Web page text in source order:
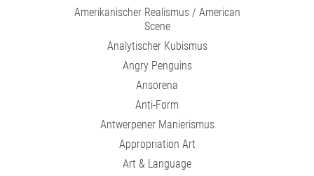
Amerikanischer Realismus / American
Scene
Analytischer Kubismus
Angry Penguins
Ansorena
Anti-Form
Antwerpener Manierismus
Appropriation Art
Art & Language